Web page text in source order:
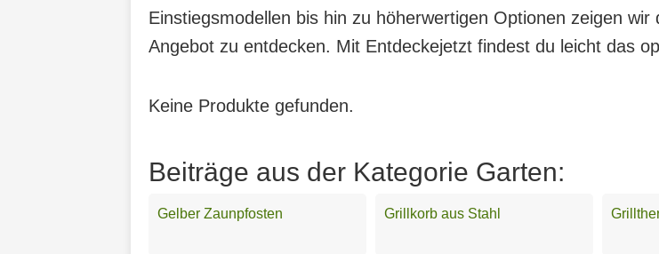
Einstiegsmodellen bis hin zu höherwertigen Optionen zeigen
Angebot zu entdecken. Mit Entdeckejetzt findest du leicht das
Keine Produkte gefunden.
Beiträge aus der Kategorie Garten:
Gelber Zaunpfosten Grillkorb aus Stahl